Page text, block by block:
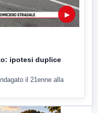
▶
ipotesi duplice
il 21enne alla